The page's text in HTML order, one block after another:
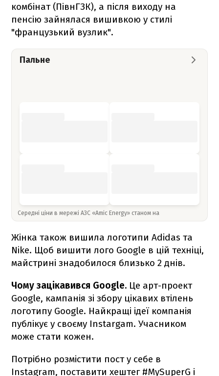
комбінат (ПівнГЗК), а після виходу на
пенсію зайнялася вишивкою у стилі
"французький вузлик".
Пальне
Середні ціни в мережі АЗС «Amic Energy» станом на
Жінка також вишила логотипи Adidas та
Nike. Щоб вишити лого Google в цій техніці,
майстрині знадобилося близько 2 днів.
Чому зацікавився Google. Це арт-проект
Google, кампанія зі збору цікавих втілень
логотипу Google. Найкращі ідеї компанія
публікує у своєму Instargam. Учасником
може стати кожен.
Потрібно розмістити пост у себе в
Instagram, поставити хештег #MySuperG і